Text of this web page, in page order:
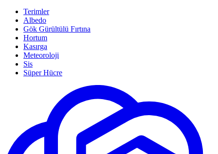
Terimler
Albedo
Gök Gürültülü Fırtına
Hortum
Kasırga
Meteoroloji
Sis
Süper Hücre